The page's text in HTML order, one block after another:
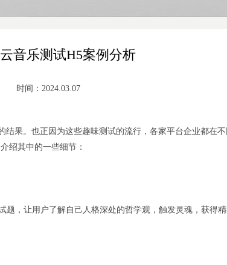
音乐测试H5案例分析
时间：2024.03.07
果。也正因为这些趣味测试的流行，各家平台企业都在
绍其中的一些细节：
题，让用户了解自己人格深处的哲学观，触发灵魂，获得